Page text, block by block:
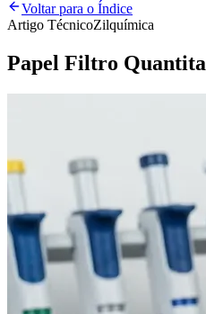
Voltar para o Índice
Artigo TécnicoZilquímica
Papel Filtro